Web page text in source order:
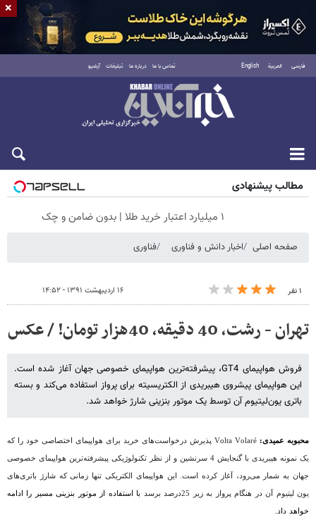
فارسی العربية English تماس با ما درباره ما تبلیغات آرشیو
شنبه ۱۷ مرداد ۱۴۰۵
مطالب پیشنهادی
۱ میلیارد اعتبار خرید طلا | بدون ضامن و چک
صفحه اصلی اخبار دانش و فناوری فناوری
۱ نفر ۱۶ اردیبهشت ۱۳۹۱ - ۱۴:۵۲
تهران - رشت، 40 دقیقه، 40هزار تومان! / عکس
فروش هواپیمای GT4، پیشرفته‌ترین هواپیمای خصوصی جهان آغاز شده است.
این هواپیمای پیشروی هیبریدی از الکتریسیته برای پرواز استفاده می‌کند و بسته
باتری یون‌لیتیوم آن توسط یک موتور بنزینی شارژ خواهد شد.
محبوبه عمیدی: Volta Volaré پذیرش درخواست‌های خرید برای هواپیمای اختصاصی خود را که
یک نمونه هیبریدی با گنجایش 4 سرنشین و از نظر تکنولوژیکی پیشرفته‌ترین هواپیمای خصوصی
جهان به شمار می‌رود، آغاز کرده است. این هواپیمای الکتریکی تنها زمانی که شارژ باتری‌های
یون لیتیوم آن در هنگام پرواز به زیر 25درصد برسد با استفاده از موتور بنزینی مسیر را ادامه
خواهد داد.
×